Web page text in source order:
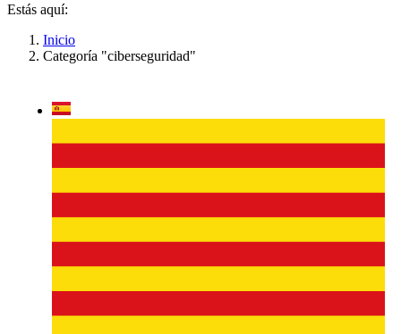
Estás aquí:
Inicio
Categoría "ciberseguridad"